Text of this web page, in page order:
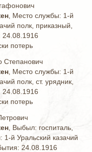
, Место службы: 1-й
полк, приказный,
24.08.1916
потерь
Степанович
, Место службы: 1-й
полк, ст. урядник,
24.08.1916
потерь
, Выбыл: госпиталь,
й Уральский казачий
24.08.1916